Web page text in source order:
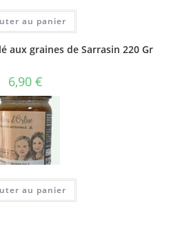
au panier
aux graines de Sarrasin 220 Gr
6,90 €
au panier